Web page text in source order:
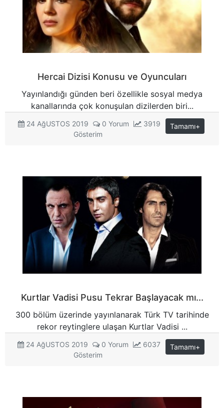
Hercai Dizisi Konusu ve Oyuncuları
Yayınlandığı günden beri özellikle sosyal medya
kanallarında çok konuşulan dizilerden biri...
24 AğUSTOS 2019 0 Yorum
3919
Gösterim
Tamamı+
Kurtlar Vadisi Pusu Tekrar Başlayacak mı...
300 bölüm üzerinde yayınlanarak Türk TV tarihinde
rekor reytinglere ulaşan Kurtlar Vadisi ...
24 AğUSTOS 2019 0 Yorum
6037
Gösterim
Tamamı+